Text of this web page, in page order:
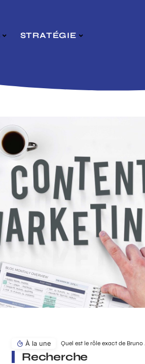
STRATÉGIE
À la une Quel est
Recherche